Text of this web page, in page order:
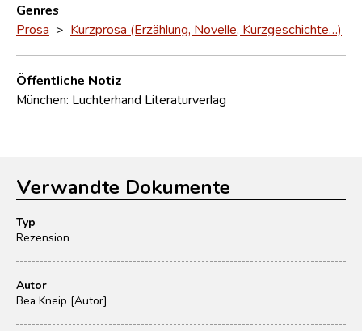
Genres
Prosa > Kurzprosa (Erzählung, Novelle, Kurzgeschichte…)
Öffentliche Notiz
München: Luchterhand Literaturverlag
Verwandte Dokumente
Typ
Rezension
Autor
Bea Kneip [Autor]